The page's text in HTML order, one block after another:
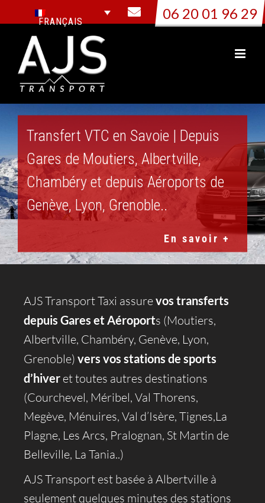
au
contenu
FRANÇAIS 06 20 01 96 29
Transfert VTC en Savoie | Depuis
Gares de Moutiers, Albertville,
Chambéry et depuis Aéroports de
Genève, Lyon, Grenoble..
En savoir +
AJS Transport Taxi assurevos transferts
depuis Gares et Aéroports (Moutiers,
Albertville, Chambéry, Genève, Lyon,
Grenoble) vers vos stations de sports
d’hiver et toutes autres destinations
(Courchevel, Méribel, Val Thorens,
Megève, Ménuires, Val d’Isère, Tignes,La
Plagne, Les Arcs, Pralognan, St Martin de
Belleville, La Tania..)
AJS Transport est basée à Albertville à
seulement quelques minutes des stations